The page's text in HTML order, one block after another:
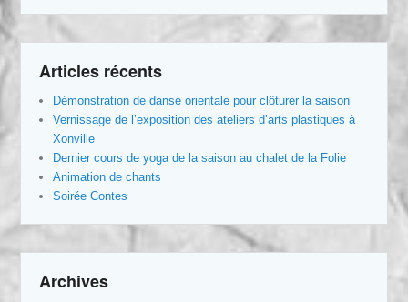
Articles récents
Démonstration de danse orientale pour clôturer la saison
Vernissage de l’exposition des ateliers d’arts plastiques à
Xonville
Dernier cours de yoga de la saison au chalet de la Folie
Animation de chants
Soirée Contes
Archives